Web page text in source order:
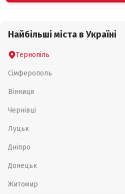
Найбільші міста в Україні
Тернопіль
Сімферополь
Вінниця
Чернівці
Луцьк
Дніпро
Донецьк
Житомир